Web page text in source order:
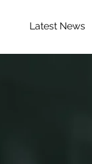
Latest News